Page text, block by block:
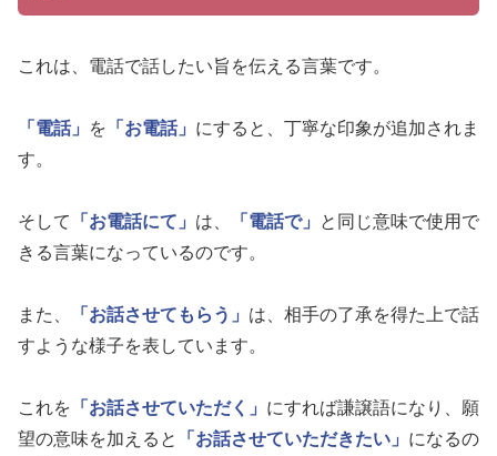
これは、電話で話したい旨を伝える言葉です。
「電話」 を 「お電話」 にすると、丁寧な印象が追加されま
す。
そして 「お電話にて」 は、 「電話で」
と同じ意味で使用で
きる言葉になっているのです。
また、 「お話させてもらう」 は、相手の了承を得た上で話
すような様子を表しています。
これを 「お話させていただく」 にすれば謙譲語になり、願
望の意味を加えると
「お話させていただきたい」 になるの